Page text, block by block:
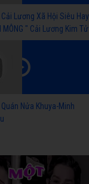
Lương Xã Hội Siêu Hay
MÔNG " Cải Lương Kim Tử
Hay Nhất
Nửa Khuya-Minh